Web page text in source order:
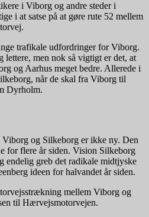
i Viborg og andre steder i
i at satse på at gøre rute 52 mellem
trafikale udfordringer for Viborg.
men nok så vigtigt er det, at
og Aarhus meget bedre. Allerede i
når de skal fra Viborg til
Dyrholm.
og Silkeborg er ikke ny. Den
for flere år siden. Vision Silkeborg
endelig greb det radikale midtjyske
ideen for halvandet år siden.
mellem Viborg og
til Hærvejsmotorvejen.